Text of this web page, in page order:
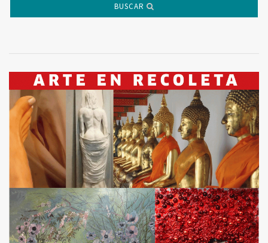
BUSCAR